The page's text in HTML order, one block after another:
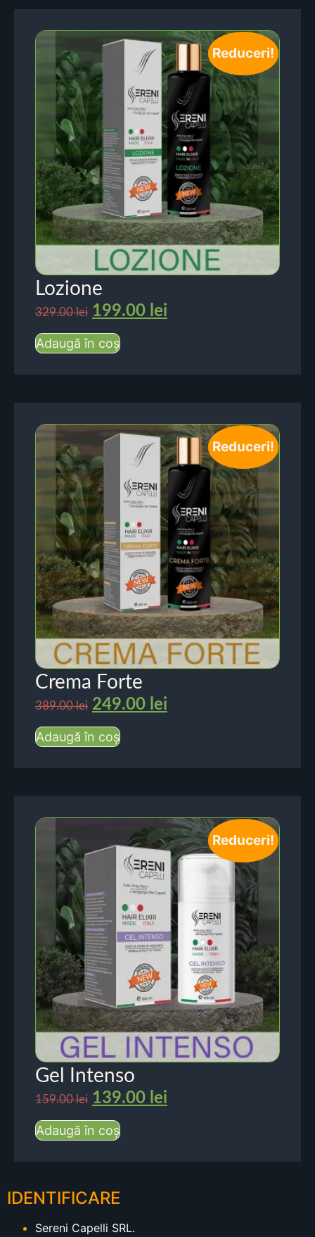
Reduceri!
Lozione
329.00lei 199.00 lei
Adaugă în coș
Reduceri!
Crema Forte
389.00lei 249.00 lei
Adaugă în coș
Reduceri!
Gel Intenso
159.00lei 139.00 lei
Adaugă în coș
IDENTIFICARE
Sereni Capelli SRL.